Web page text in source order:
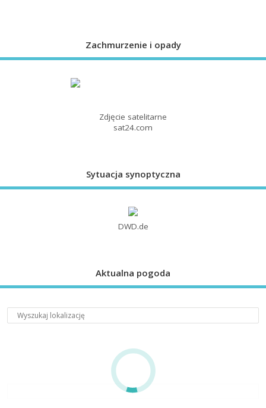
Zachmurzenie i opady
Zdjęcie satelitarne
sat24.com
Sytuacja synoptyczna
DWD.de
Aktualna pogoda